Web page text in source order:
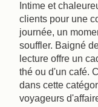
Intime et
clients pour une
journée, un
souffler. Baigné
lecture offre un
thé ou d'un café.
dans cette
voyageurs